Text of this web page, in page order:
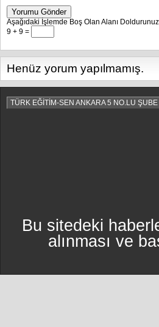
Yorumu Gönder
Aşağıdaki İşlemde Boş Olan Alanı
9 + 9 =
Henüz yorum yapılmamış.
TÜRK EĞİTİM-SEN ANKARA 5 NO.LU ŞUBE
Bu sitedeki
alınması ve